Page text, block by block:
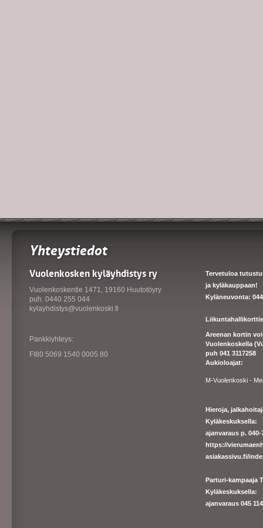
Yhteystiedot
Vuolenkosken kyläyhdistys ry
Vuolenkoskentie 1471, 19160 Huutotöyry
puh. 0440 255 044
kylayhdistys@vuolenkoski.fi
Pankkiyhteys:
FI80 5069 1540 0005 80
Tervetuloa
ja kyläkauppaan!
Kyläneuvonta: 044
Areenan kortin
Vuolenkoskella
puh 041 3117258
Aukioloajat:
M-Vuolenkoski -
Hieroja,
Kyläkeskuksella:
ajanvaraus p.
https://
asiakassivu.fi/
Parturi-kampaaja
Kyläkeskuksella:
ajanvaraus 045